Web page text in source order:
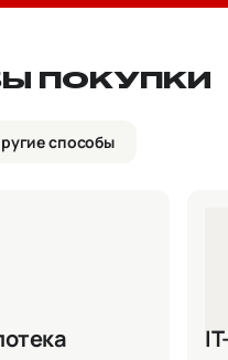
ПОКУПКИ
способы